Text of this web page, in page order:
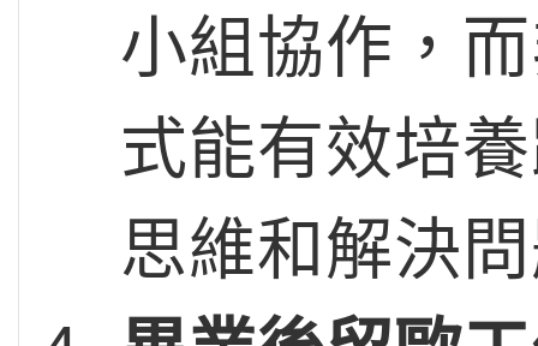
小組協作，
式能有效培
思維和解決